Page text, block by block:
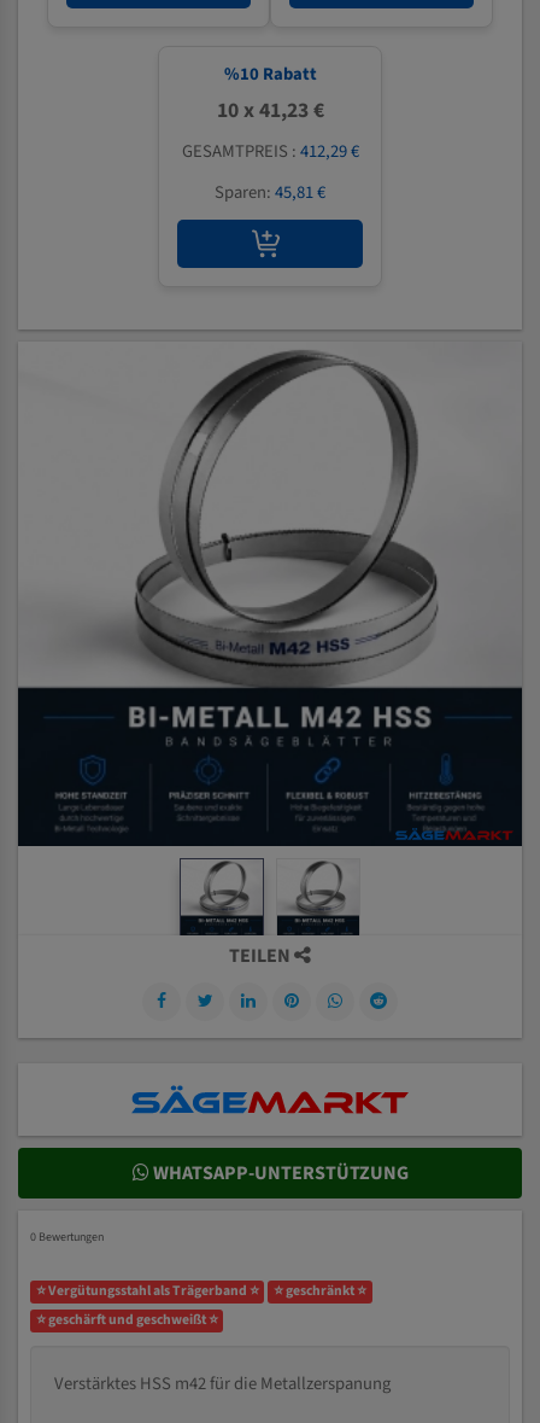
%10 Rabatt
10 x 41,23 €
GESAMTPREIS :412,29 €
Sparen:45,81 €
TEILEN
WHATSAPP-UNTERSTÜTZUNG
0 Bewertungen
⭐ Vergütungsstahl als Trägerband ⭐
⭐ geschränkt ⭐
⭐ geschärft und geschweißt ⭐
Verstärktes HSS m42 für die Metallzerspanung